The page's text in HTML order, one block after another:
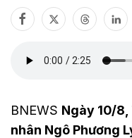
BNEWS Ngày 10/8,
nhân Ngô Phương